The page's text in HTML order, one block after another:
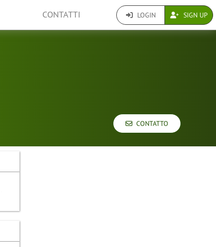
CONTATTI LOGIN SIGN UP
CONTATTO